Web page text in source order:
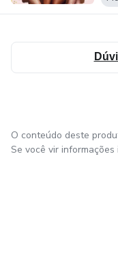
O conteúdo deste
Se você vir informações